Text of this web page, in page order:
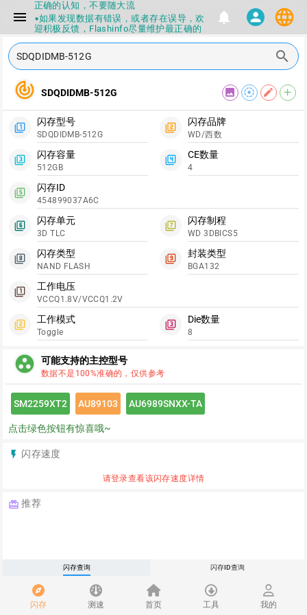
menu
正确的认知，不要随大流
▪如果发现数据有错误，或者存在误导，欢
迎积极反馈，Flashinfo尽量维护最正确的
▪Flashinfo APP更新技术规格和量产工具标
签啦，使用更加丝滑，快点击下载吧
▪Flashinfo提供的所有数据仅供参考，DIY
本来就有不确定性，任何第三方工具提供的
数据都不要100%相信，包括量产工具都不
一定可信的，因为数据都可以改，一定要有
正确的认知，不要随大流
▪如果发现数据有错误，或者存在误导，欢
迎积极反馈，Flashinfo尽量维护最正确的
指导性数据
▪Flashinfo APP更新技术规格和量产工具标
签啦，使用更加丝滑，快点击下载吧
notifications person language
闪存 测速 首页 工具 我的
search
track_changes SDQDIDMB-512G image filter_tilt_shift edit add
filter_1
闪存型号
SDQDIDMB-512G
filter_2
闪存品牌
WD/西数
filter_3
闪存容量
512GB
filter_4
CE数量
4
filter_5
闪存ID
454899037A6C
filter_6
闪存单元
3D TLC
filter_7
闪存制程
WD 3DBICS5
filter_8
闪存类型
NAND FLASH
filter_9
封装类型
BGA132
filter_1
工作电压
VCCQ1.8V/VCCQ1.2V
filter_2
工作模式
Toggle
filter_3
Die数量
8
group_work 可能支持的主控型号
数据不是100%准确的，仅供参考
SM2259XT2 AU89103 AU6989SNXX-TA
点击绿色按钮有惊喜哦~
flash_on 闪存速度
请登录查看该闪存速度详情
redeem 推荐
翼浪数码淘宝店首页
闪存查询 闪存ID查询